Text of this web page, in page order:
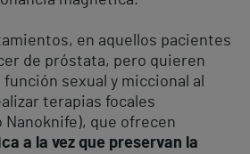
en aquellos pacientes
de próstata, pero quieren
sexual y miccional al
terapias focales
Nanoknife), que ofrecen
a la vez que preservan la